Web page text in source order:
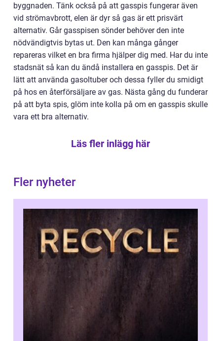
byggnaden. Tänk också på att gasspis fungerar även
vid strömavbrott, elen är dyr så gas är ett prisvärt
alternativ. Går gasspisen sönder behöver den inte
nödvändigtvis bytas ut. Den kan många gånger
repareras vilket en bra firma hjälper dig med. Har du inte
stadsnät så kan du ändå installera en gasspis. Det är
lätt att använda gasoltuber och dessa fyller du smidigt
på hos en återförsäljare av gas. Nästa gång du funderar
på att byta spis, glöm inte kolla på om en gasspis skulle
vara ett bra alternativ.
Läs fler inlägg här
Fler nyheter